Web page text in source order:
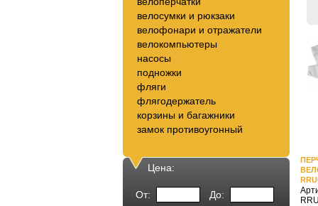
велосумки и рюкзаки
велофонари и отражатели
велокомпьютеры
насосы
подножки
фляги
флягодержатель
корзины и багажники
замок противоугонный
Цена:
От: До: